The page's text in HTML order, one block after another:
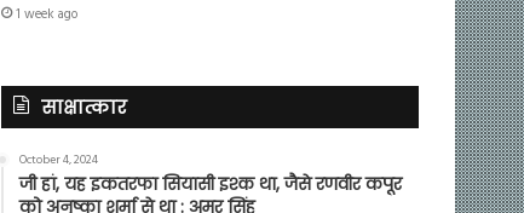
1 week ago
साक्षात्कार
October 4, 2024
जी हां, यह इकतरफा सियासी इश्क था, जैसे रणवीर कपूर
को अनुष्का शर्मा से था : अमर सिंह